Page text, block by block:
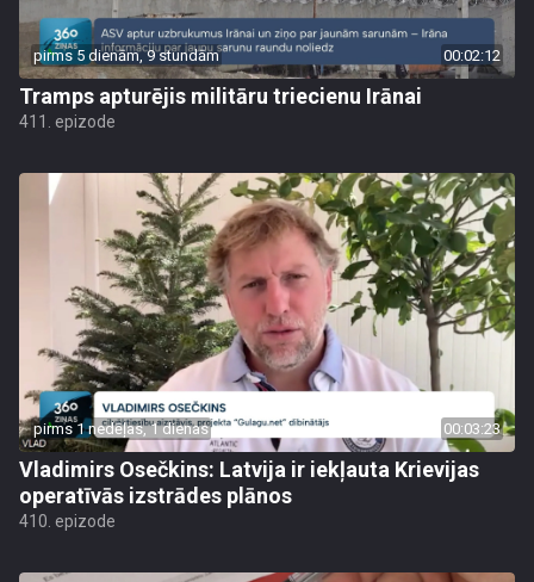
pirms 5 dienām, 9 stundām 00:02:12
Tramps apturējis militāru triecienu Irānai
411. epizode
pirms 1 nedēļas, 1 dienas 00:03:23
Vladimirs Osečkins: Latvija ir iekļauta Krievijas
operatīvās izstrādes plānos
410. epizode